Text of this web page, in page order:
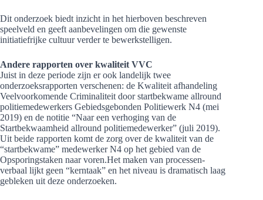
Dit onderzoek biedt inzicht in het hierboven beschreven
speelveld en geeft aanbevelingen om die gewenste
initiatiefrijke cultuur verder te bewerkstelligen.
Andere rapporten over kwaliteit VVC
Juist in deze periode zijn er ook landelijk twee
onderzoeksrapporten verschenen: de Kwaliteit afhandeling
Veelvoorkomende Criminaliteit door startbekwame allround
politiemedewerkers Gebiedsgebonden Politiewerk N4 (mei
2019) en de notitie “Naar een verhoging van de
Startbekwaamheid allround politiemedewerker” (juli 2019).
Uit beide rapporten komt de zorg over de kwaliteit van de
“startbekwame” medewerker N4 op het gebied van de
Opsporingstaken naar voren.Het maken van processen-
verbaal lijkt geen “kerntaak” en het niveau is dramatisch laag
gebleken uit deze onderzoeken.